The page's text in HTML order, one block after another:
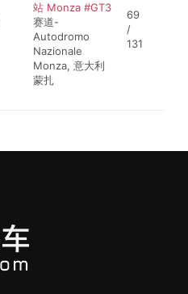
站 Monza #GT3
赛道-
Autodromo
Nazionale
Monza, 意大利
蒙扎
69
/
131